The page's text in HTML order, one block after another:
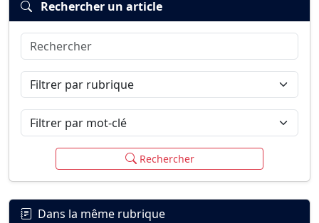
Connexion
Rechercher un article
Rechercher
Filtrer par rubrique
Filtrer par mot-clé
Rechercher
Dans la même rubrique